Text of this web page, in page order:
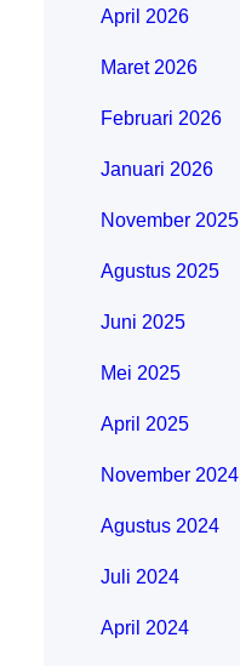
April 2026
Maret 2026
Februari 2026
Januari 2026
November 2025
Agustus 2025
Juni 2025
Mei 2025
April 2025
November 2024
Agustus 2024
Juli 2024
April 2024